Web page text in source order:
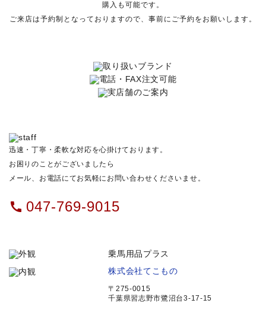
購入も可能です。
ご来店は予約制となっておりますので、事前にご予約をお願いします。
迅速・丁寧・柔軟な対応を心掛けております。
お困りのことがございましたら
メール、お電話にてお気軽にお問い合わせくださいませ。
call 047-769-9015
乗馬用品プラス
株式会社てこもの
〒275-0015
千葉県習志野市鷺沼台3-17-15